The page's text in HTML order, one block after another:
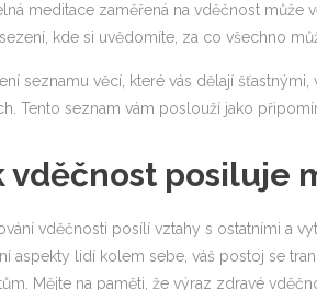
meditace zaměřená na vděčnost
kde si uvědomíte, za co všechno
seznamu věcí, které vás dělají
Tento seznam vám poslouží jako
vděčnost posiluje
vděčnosti posílí vztahy s ostatními a
aspekty lidí kolem sebe, váš postoj se
Mějte na paměti, že výraz zdravé